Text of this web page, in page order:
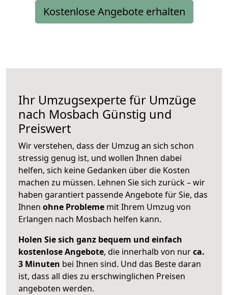
Kostenlose Angebote erhalten
Ihr Umzugsexperte für Umzüge
nach Mosbach Günstig und
Preiswert
Wir verstehen, dass der Umzug an sich schon
stressig genug ist, und wollen Ihnen dabei
helfen, sich keine Gedanken über die Kosten
machen zu müssen. Lehnen Sie sich zurück – wir
haben garantiert passende Angebote für Sie, das
Ihnen ohne Probleme mit Ihrem Umzug von
Erlangen nach Mosbach helfen kann.
Holen Sie sich ganz bequem und einfach
kostenlose Angebote, die innerhalb von nurca.
3 Minuten bei Ihnen sind. Und das Beste daran
ist, dass all dies zu erschwinglichen Preisen
angeboten werden.